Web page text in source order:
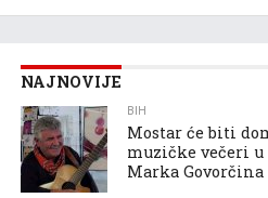
NAJNOVIJE
BIH
Mostar će biti
muzičke večeri
Marka Govorčina